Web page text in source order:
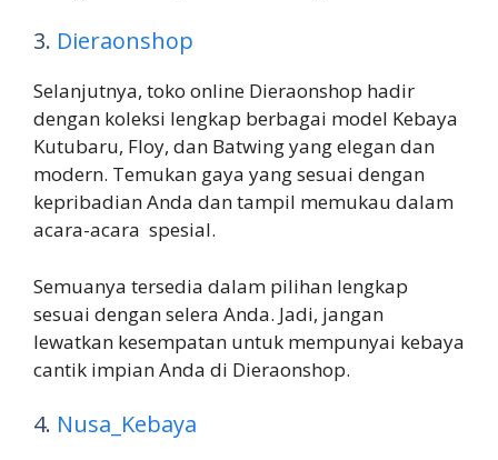
3. Dieraonshop
Selanjutnya, toko online Dieraonshop hadir
dengan koleksi lengkap berbagai model Kebaya
Kutubaru, Floy, dan Batwing yang elegan dan
modern. Temukan gaya yang sesuai dengan
kepribadian Anda dan tampil memukau dalam
acara-acara spesial.
Semuanya tersedia dalam pilihan lengkap
sesuai dengan selera Anda. Jadi, jangan
lewatkan kesempatan untuk mempunyai kebaya
cantik impian Anda di Dieraonshop.
4. Nusa_Kebaya